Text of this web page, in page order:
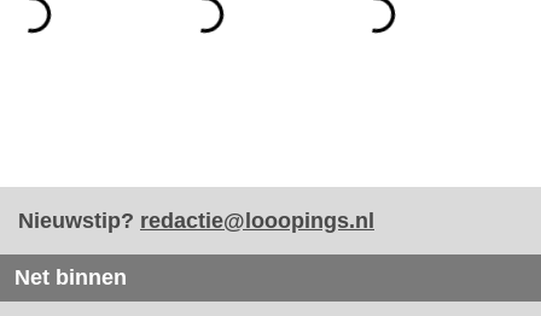
Nieuwstip? redactie@looopings.nl
Net binnen